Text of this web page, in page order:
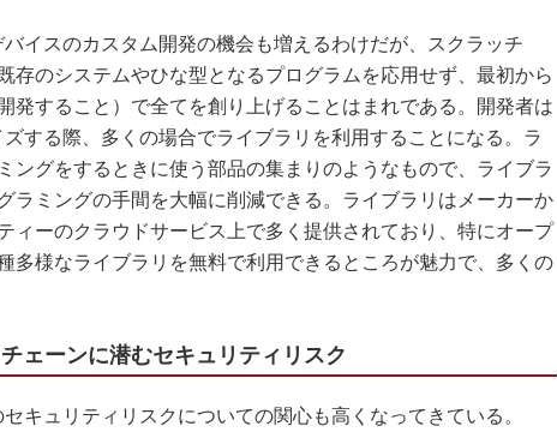
イスのカスタム開発の機会も増えるわけだが、スクラッチ
存のシステムやひな型となるプログラムを応用せず、最初から
発すること）で全てを創り上げることはまれである。開発者は
する際、多くの場合でライブラリを利用することになる。ラ
ングをするときに使う部品の集まりのようなもので、ライブラ
ラミングの手間を大幅に削減できる。ライブラリはメーカーか
ィーのクラウドサービス上で多く提供されており、特にオープ
多様なライブラリを無料で利用できるところが魅力で、多くの
ェーンに潜むセキュリティリスク
キュリティリスクについての関心も高くなってきている。